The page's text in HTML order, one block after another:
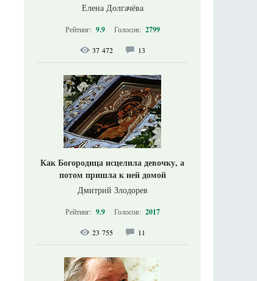
Елена Долгачёва
Рейтинг: 9.9 Голосов: 2799
37 472 13
Как Богородица исцелила девочку, а
потом пришла к ней домой
Дмитрий Злодорев
Рейтинг: 9.9 Голосов: 2017
23 755 11